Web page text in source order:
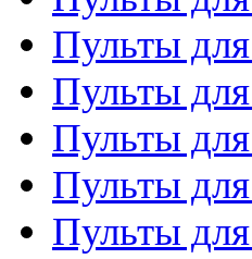
Пульты
Пульты
Пульты
Пульты
Пульты